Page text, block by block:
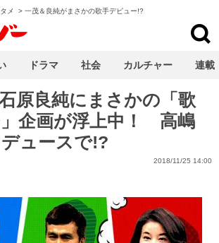
メ > 一茂＆良純がまさかの歌手デビュー!?
原良純にまさかの「歌
企画が浮上中！ 高嶋
ュースで!?
2018/11/25 14:00
ドラマ 社会 カルチャー 連載